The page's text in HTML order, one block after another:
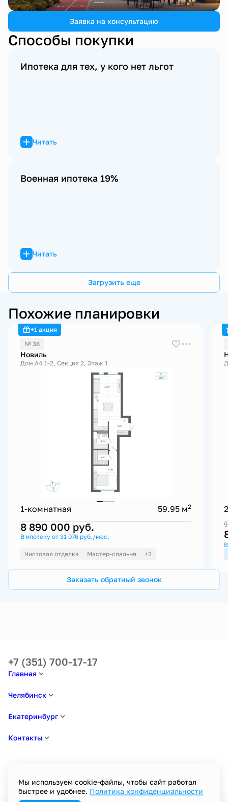
Заявка на консультацию
Способы покупки
Ипотека для тех, у кого нет льгот
Читать
Военная ипотека 19%
Читать
Загрузить еще
Похожие планировки
+1 акция
№ 38
Новиль
Дом А4.1-2, Секция 2, Этаж 1
1-комнатная 59.95 м2
8 890 000 руб.
В ипотеку от 31 076 руб./мес.
Чистовая отделка Мастер-спальня +2
Заказать обратный звонок
Главная
Челябинск
Екатеринбург
Контакты
+7 (351) 700-17-17
Политика в отношении обработки персональных данных
Мы используем cookie-файлы, чтобы сайт работал
быстрее и удобнее. Политика конфиденциальности